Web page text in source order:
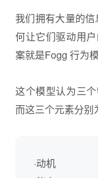
我们拥有大量的
何让它们驱动用
案就是Fogg 行为模
这个模型认为三
而这三个元素分别
·动机